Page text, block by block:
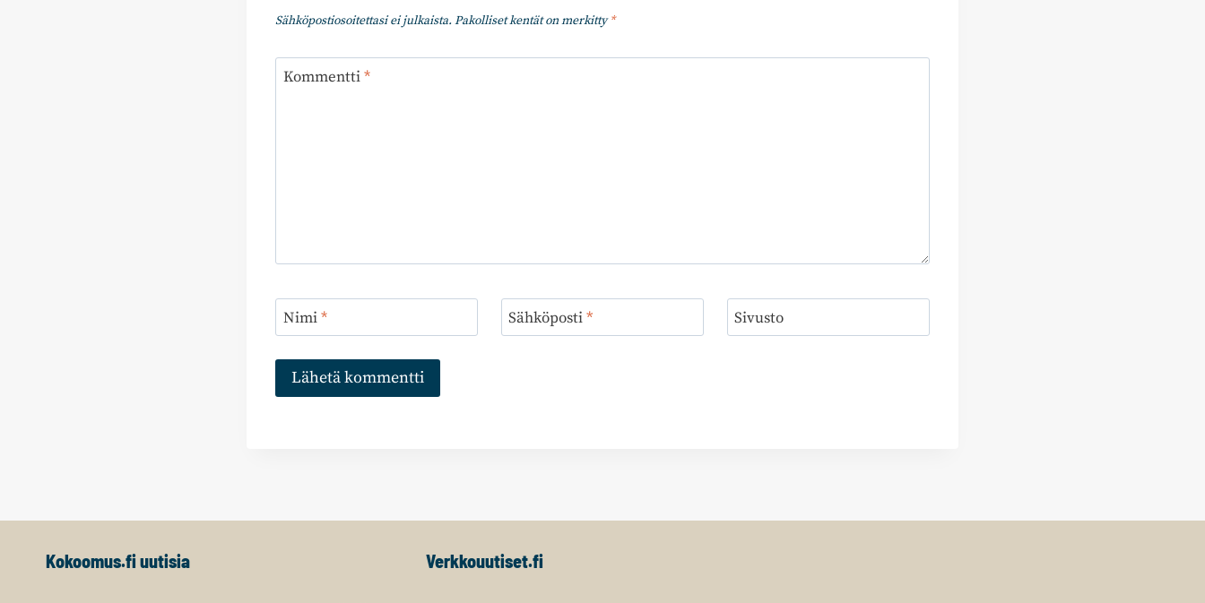
Sähköpostiosoitettasi ei julkaista. Pakolliset kentät on merkitty*
Kommentti*
Nimi* Sähköposti* Sivusto
Kokoomus.fi uutisia Verkkouutiset.fi